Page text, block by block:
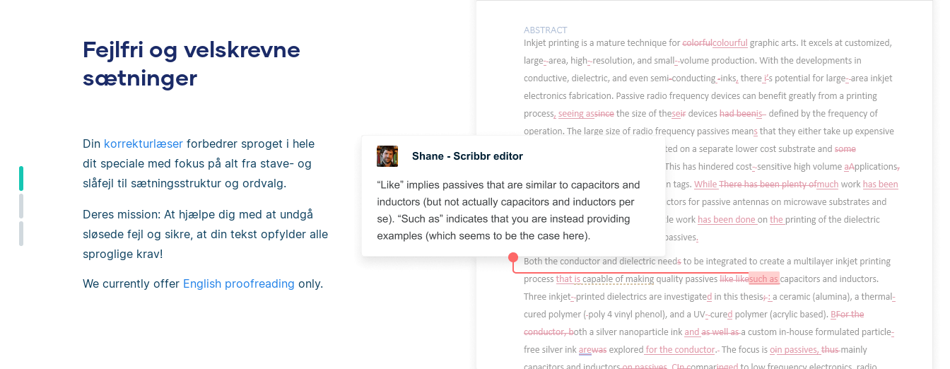
Fejlfri og velskrevne
sætninger
Din korrekturlæser forbedrer sproget i hele
dit speciale med fokus på alt fra stave- og
slåfejl til sætningsstruktur og ordvalg.
Deres mission: At hjælpe dig med at undgå
sløsede fejl og sikre, at din tekst opfylder alle
sproglige krav!
We currently offer English proofreading only.